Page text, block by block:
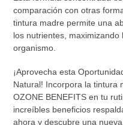
comparación con otras
tintura madre permite una
los nutrientes,
organismo.
¡Aprovecha esta
Natural! Incorpora la tintura
OZONE BENEFITS en tu
increíbles beneficios
ahora y descubre una